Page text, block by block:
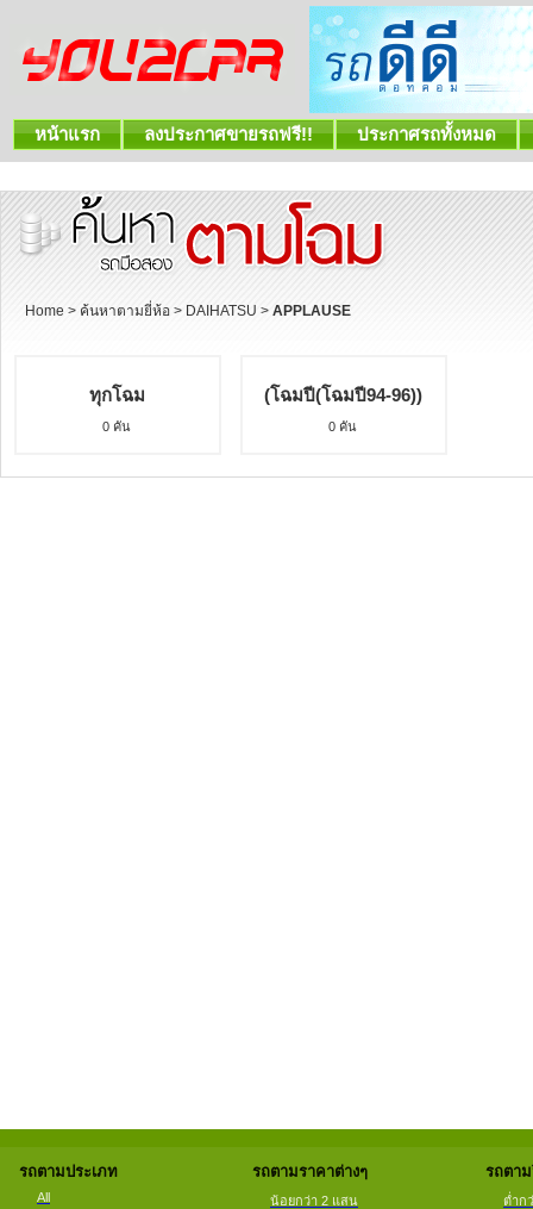
หน้าแรก ลงประกาศขายรถฟรี!! ประกาศรถทั้งหมด
Home > ค้นหาตามยี่ห้อ > DAIHATSU > APPLAUSE
ทุกโฉม
0 คัน
(โฉมปี(โฉมปี94-96))
0 คัน
รถตามประเภท
All
รถตามราคาต่างๆ
น้อยกว่า 2 แสน
รถตา
ต่ำก